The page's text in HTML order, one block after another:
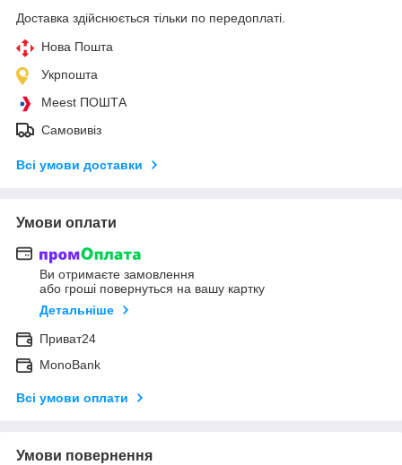
Доставка здійснюється тільки по передоплаті.
Нова Пошта
Укрпошта
Meest ПОШТА
Самовивіз
Всі умови доставки
Умови оплати
Ви отримаєте замовлення
або гроші повернуться на вашу картку
Детальніше
Приват24
MonoBank
Всі умови оплати
Умови повернення